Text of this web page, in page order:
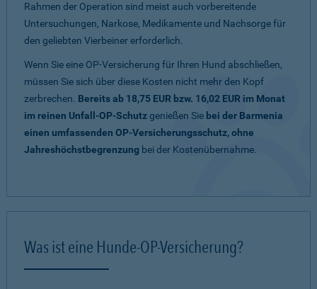
Rahmen der Operation sind meist auch vorbereitende
Untersuchungen, Narkose, Medikamente und Nachsorge für
den geliebten Vierbeiner erforderlich.
Wenn Sie eine OP-Versicherung für Ihren Hund abschließen,
müssen Sie sich über diese Kosten nicht mehr den Kopf
zerbrechen. Bereits ab 18,75 EUR bzw. 16,02 EUR im Monat
im reinen Unfall-OP-Schutzgenießen Sie bei der Barmenia
einen umfassenden OP-Versicherungsschutz, ohne
Jahreshöchstbegrenzung bei der Kostenübernahme.
Was ist eine Hunde-OP-Versicherung?